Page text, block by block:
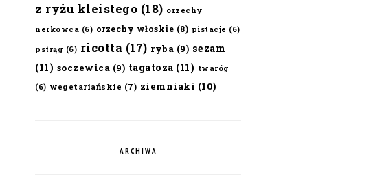
z ryżu kleistego (18) orzechy
nerkowca (6) orzechy włoskie (8) pistacje (6)
pstrąg (6) ricotta (17) ryba (9) sezam
(11) soczewica (9) tagatoza (11) twaróg
(6) wegetariańskie (7) ziemniaki (10)
ARCHIWA